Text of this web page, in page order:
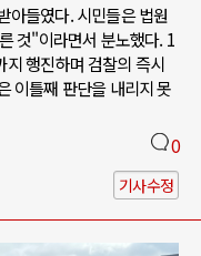
아들였다. 시민들은 법원
것"이라면서 분노했다. 1
행진하며 검찰의 즉시
이틀째 판단을 내리지 못
0
기사수정